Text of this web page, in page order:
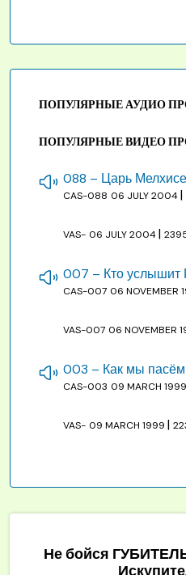
ПОПУЛЯРНЫЕ АУДИО
ПОПУЛЯРНЫЕ ВИДЕО
CAS-088 06 JULY 2004|
VAS- 06 JULY 2004|
007 – Кто услышит
CAS-007 06 NOVEMBER
VAS-007 06 NOVEMBER
003 – Как мы пасём
CAS-003 09 MARCH 1999
VAS- 09 MARCH 1999 |
Не бойся